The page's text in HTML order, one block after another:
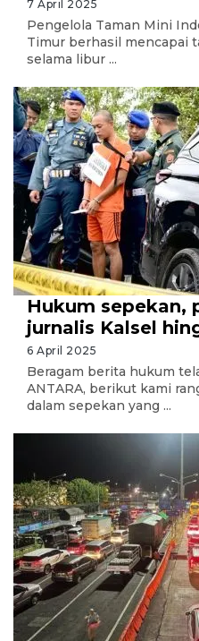
7 April 2025
Pengelola Taman Mini
Timur berhasil mencapai
selama libur ...
Hukum sepekan,
jurnalis Kalsel
6 April 2025
Beragam berita hukum
ANTARA, berikut kami
dalam sepekan yang ...